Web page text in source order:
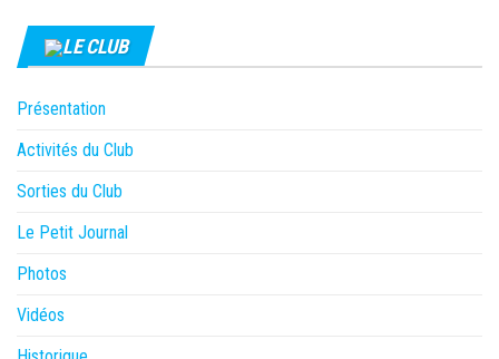
LE CLUB
Présentation
Activités du Club
Sorties du Club
Le Petit Journal
Photos
Vidéos